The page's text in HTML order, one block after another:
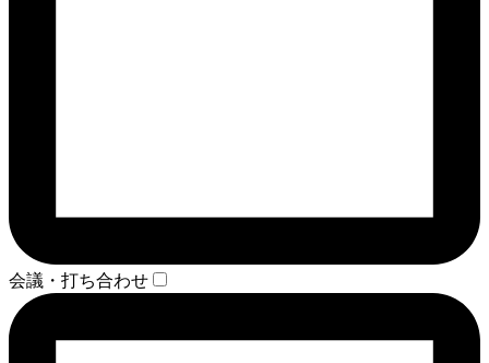
会議・打ち合わせ